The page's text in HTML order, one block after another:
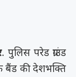
. पुलिस परेड ग्राउंड
बैंड की देशभक्ति